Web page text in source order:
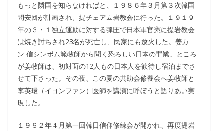
もっと隣国を知らなければと、１９８６年３月第３次韓国
問安団が計画され、提チェアム岩教会に行った。１９１９
年の３・１独立運動に対する弾圧で日本軍官憲に提岩教会
は焼き討ちされ23名が死亡し、民家にも放火した。姜カ
ン 信シンボム範牧師から聞く恐ろしい日本の罪業。ところ
が姜牧師は、初対面の12人もの日本人を歓待し宿泊までさ
せて下さった。その夜、この夏の共助会修養会へ姜牧師と
李英環（イヨンファン）医師を講演に呼ぼうと語りあい実
現した。
１９９２年４月第一回韓日信仰修練会が開かれ、再度提岩